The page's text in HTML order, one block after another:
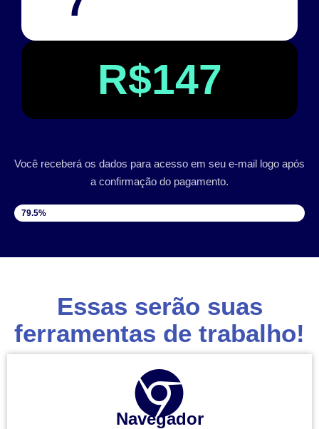
R$147
Você receberá os dados para acesso em seu e-mail logo após
a confirmação do pagamento.
VAGAS DISPONÍVEIS
79.5%
Essas serão suas
ferramentas de trabalho!
Navegador